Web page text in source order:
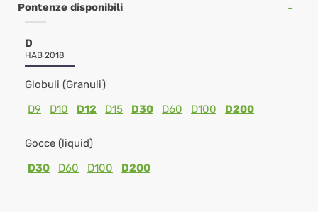
Pontenze disponibili
D
HAB 2018
Globuli (Granuli)
D9
D10 D12 D15 D30 D60 D100 D200
Gocce (liquid)
D30
D60 D100 D200